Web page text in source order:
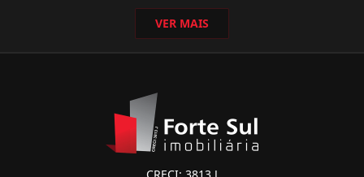
VER MAIS